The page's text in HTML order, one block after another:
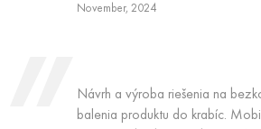
November, 2024
Návrh a výroba riešenia na
balenia produktu do krabíc.